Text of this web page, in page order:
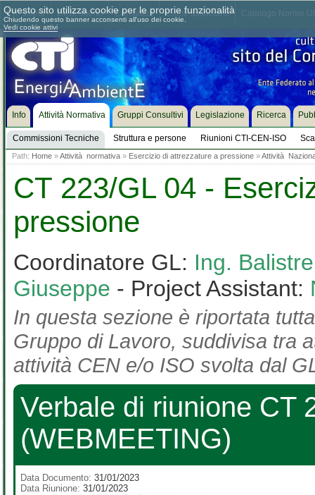
Chi siamo Dove siamo Contattaci Come associarsi
Info Attività Normativa
Commissioni Tecniche Struttura e persone Riunioni CTI-CEN-ISO
Gruppi Consultivi Legislazione Ricerca
Path: Home »Attività normativa » Esercizio di attrezzature a pressione »Attività
CT 223/GL 04 -
pressione
Coordinatore GL: Ing.
Giuseppe - Project Assistant:
In questa sezione è riportata
Gruppo di Lavoro, suddivisa tra
attività CEN e/o ISO svolta dal
Verbale di riunione CT
(WEBMEETING)
Data Documento: 31/01/2023
Data Riunione: 31/01/2023
Questo sito utilizza cookie per le proprie funzionalità
Chiudendo questo banner acconsenti all'uso dei cookie.
Vedi cookie attivi